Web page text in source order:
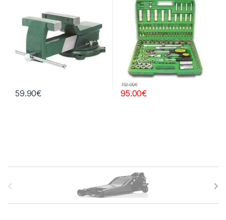
59.90€ 95.00€
112.00€